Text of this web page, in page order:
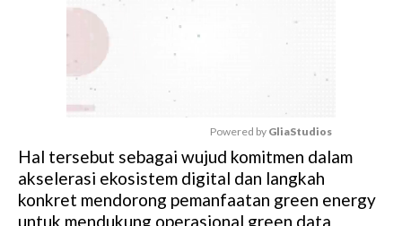
M
u
t
e
Powered by GliaStudios
Hal tersebut sebagai wujud komitmen dalam
akselerasi ekosistem digital dan langkah
konkret mendorong pemanfaatan green energy
untuk mendukung operasional green data